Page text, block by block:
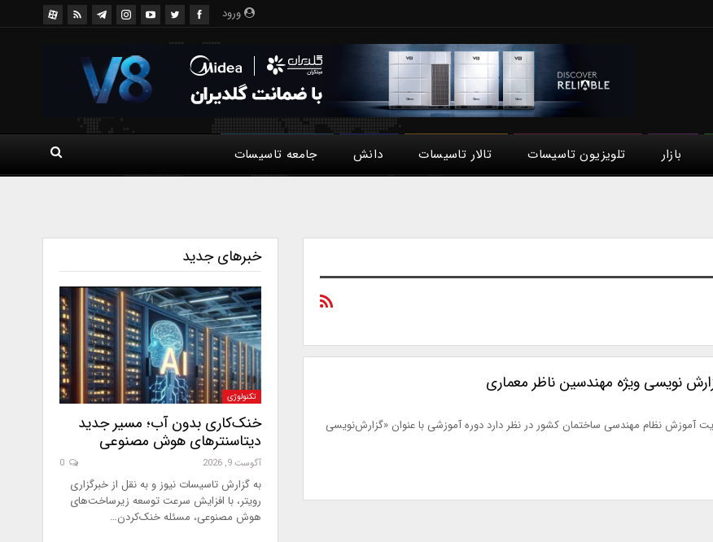
ورود
بازار تلویزیون تاسیسات تالار تاسیسات دانش جامعه تاسیسات
نویسی ویژه مهندسین ناظر معماری
آموزش نظام مهندسی ساختمان کشور در نظر دارد دوره آموزشی با عنوان «گزارش‌نویسی
خبرهای جدید
تکنولوژی
خنک‌کاری بدون آب؛ مسیر جدید
دیتاسنترهای هوش مصنوعی
آگوست 9, 2026
به گزارش تاسیسات نیوز و به نقل از خبرگزاری
رویتر، با افزایش سرعت توسعه زیرساخت‌های
هوش مصنوعی، مسئله خنک‌کردن…